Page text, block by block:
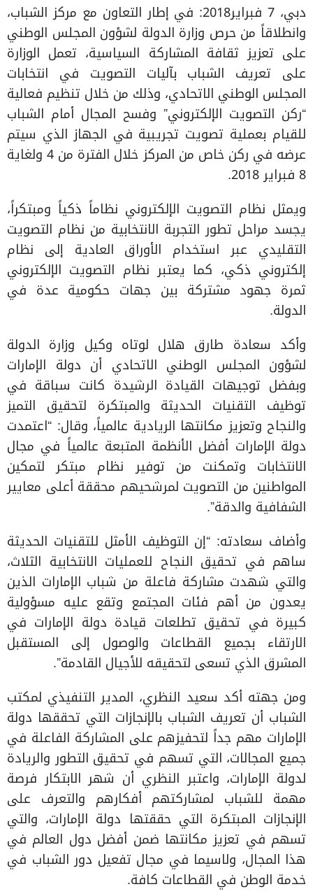
دبي، 7 فبراير2018: في إطار التعاون مع مركز الشباب،
وانطلاقاً من حرص وزارة الدولة لشؤون المجلس الوطني
على تعزيز ثقافة المشاركة السياسية، تعمل الوزارة
على تعريف الشباب بآليات التصويت في انتخابات
المجلس الوطني الاتحادي، وذلك من خلال تنظيم فعالية
“ركن التصويت الإلكتروني” وفسح المجال أمام الشباب
للقيام بعملية تصويت تجريبية في الجهاز الذي سيتم
عرضه في ركن خاص من المركز خلال الفترة من 4 ولغاية
8 فبراير 2018.
ويمثل نظام التصويت الإلكتروني نظاماً ذكياً ومبتكراً،
يجسد مراحل تطور التجربة الانتخابية من نظام التصويت
التقليدي عبر استخدام الأوراق العادية إلى نظام
إلكتروني ذكي، كما يعتبر نظام التصويت الإلكتروني
ثمرة جهود مشتركة بين جهات حكومية عدة في
الدولة.
وأكد سعادة طارق هلال لوتاه وكيل وزارة الدولة
لشؤون المجلس الوطني الاتحادي أن دولة الإمارات
وبفضل توجيهات القيادة الرشيدة كانت سباقة في
توظيف التقنيات الحديثة والمبتكرة لتحقيق التميز
والنجاح وتعزيز مكانتها الريادية عالمياً، وقال: “اعتمدت
دولة الإمارات أفضل الأنظمة المتبعة عالمياً في مجال
الانتخابات وتمكنت من توفير نظام مبتكر لتمكين
المواطنين من التصويت لمرشحيهم محققة أعلى معايير
الشفافية والدقة”.
وأضاف سعادته: “إن التوظيف الأمثل للتقنيات الحديثة
ساهم في تحقيق النجاح للعمليات الانتخابية الثلاث،
والتي شهدت مشاركة فاعلة من شباب الإمارات الذين
يعدون من أهم فئات المجتمع وتقع عليه مسؤولية
كبيرة في تحقيق تطلعات قيادة دولة الإمارات في
الارتقاء بجميع القطاعات والوصول إلى المستقبل
المشرق الذي تسعى لتحقيقه للأجيال القادمة”.
ومن جهته أكد سعيد النظري، المدير التنفيذي لمكتب
الشباب أن تعريف الشباب بالإنجازات التي تحققها دولة
الإمارات مهم جداً لتحفيزهم على المشاركة الفاعلة في
جميع المجالات، التي تسهم في تحقيق التطور والريادة
لدولة الإمارات، واعتبر النظري أن شهر الابتكار فرصة
مهمة للشباب لمشاركتهم أفكارهم والتعرف على
الإنجازات المبتكرة التي حققتها دولة الإمارات، والتي
تسهم في تعزيز مكانتها ضمن أفضل دول العالم في
هذا المجال، ولاسيما في مجال تفعيل دور الشباب في
خدمة الوطن في القطاعات كافة.